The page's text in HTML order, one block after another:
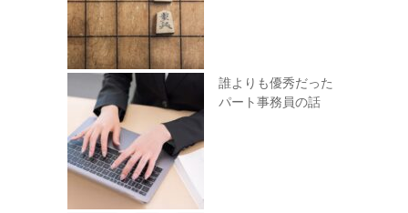
誰よりも優秀だった
パート事務員の話